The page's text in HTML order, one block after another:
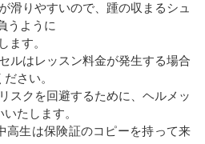
滑りやすいので、踵の収まるシュ
うように
。
ルはレッスン料金が発生する場合
さい。
スクを回避するために、ヘルメッ
たします。
高生は保険証のコピーを持って来